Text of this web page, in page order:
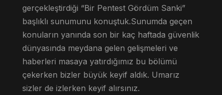
gerçekleştirdiği “Bir Pentest Gördüm Sanki”
başlıklı sunumunu konuştuk.Sunumda geçen
konuların yanında son bir kaç haftada güvenlik
dünyasında meydana gelen gelişmeleri ve
haberleri masaya yatırdığımız bu bölümü
çekerken bizler büyük keyif aldık. Umarız
sizler de izlerken keyif alırsınız.